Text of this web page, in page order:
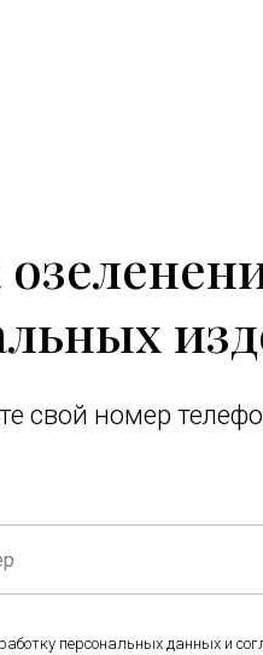
свой номер
персональных данных и